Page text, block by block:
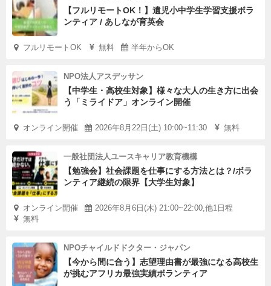
【フルリモートOK！】遺児小中学生学習支援ボラ
ンティア / あしなが育英会
フルリモートOK 無料 半年からOK
NPO法人アスデッサン
【中学生・高校生対象】様々な大人の生き方に出会
う「ミライドア」オンライン開催
オンライン開催 2026年8月22日(土) 10:00~11:30 無料
一般社団法人ユースキャリア教育機構
【勉強会】社会課題を仕事にする方法とは？/ボラ
ンティア継続の限界【大学生対象】
オンライン開催
2026年8月6日(木) 21:00~22:00,他1日程
無料
NPOチャイルドドクター・ジャパン
【今から間に合う】志望理由書が最強になる高校生
が挑むアフリカ最強実績ボランティア